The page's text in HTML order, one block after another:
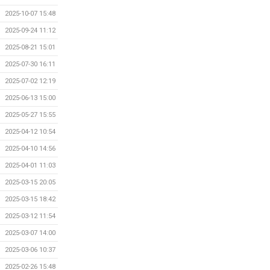
2025-10-07 15:48
2025-09-24 11:12
2025-08-21 15:01
2025-07-30 16:11
2025-07-02 12:19
2025-06-13 15:00
2025-05-27 15:55
2025-04-12 10:54
2025-04-10 14:56
2025-04-01 11:03
2025-03-15 20:05
2025-03-15 18:42
2025-03-12 11:54
2025-03-07 14:00
2025-03-06 10:37
2025-02-26 15:48